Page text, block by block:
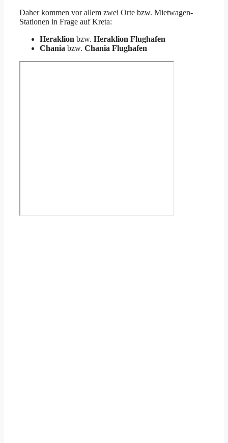
Daher kommen vor allem zwei Orte bzw. Mietwagen-
Stationen in Frage auf Kreta:
Heraklion bzw. Heraklion Flughafen
Chania bzw. Chania Flughafen